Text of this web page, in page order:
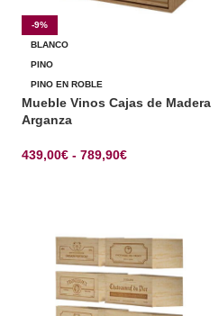
-9%
BLANCO
PINO
PINO EN ROBLE
Mueble Vinos Cajas de Madera
Arganza
439,00€ - 789,90€